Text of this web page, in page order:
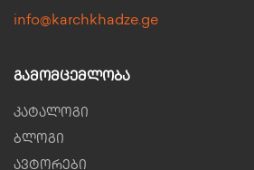
info@karchkhadze.ge
Გამომცემლობა
კატალოგი
ბლოგი
ავტორები